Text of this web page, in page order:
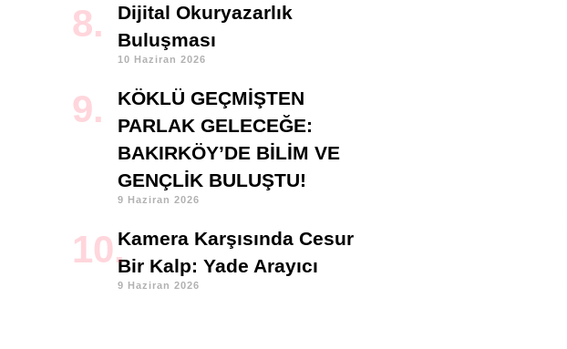
Dijital Okuryazarlık
Buluşması
10 Haziran 2026
KÖKLÜ GEÇMİŞTEN
PARLAK GELECEĞE:
BAKIRKÖY’DE BİLİM VE
GENÇLİK BULUŞTU!
9 Haziran 2026
Kamera Karşısında Cesur
Bir Kalp: Yade Arayıcı
9 Haziran 2026